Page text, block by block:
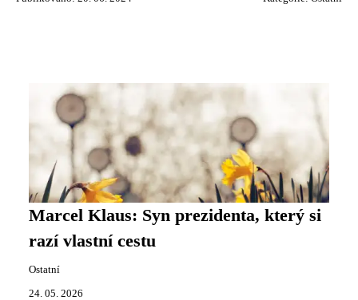
Marcel Klaus: Syn prezidenta, který si
razí vlastní cestu
Ostatní
24. 05. 2026